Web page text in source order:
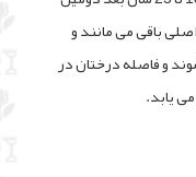
باقی می مانند و
و فاصله درختان در